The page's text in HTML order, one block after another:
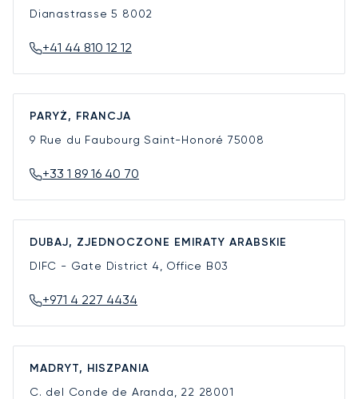
Dianastrasse 5 8002
+41 44 810 12 12
PARYŻ, FRANCJA
9 Rue du Faubourg Saint-Honoré 75008
+33 1 89 16 40 70
DUBAJ, ZJEDNOCZONE EMIRATY ARABSKIE
DIFC - Gate District 4, Office B03
+971 4 227 4434
MADRYT, HISZPANIA
C. del Conde de Aranda, 22 28001